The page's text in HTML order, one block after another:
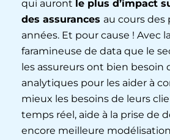
qui auront le plus d’impact
des assurances au cours des
années. Et pour cause ! Avec
faramineuse de data que le
les assureurs ont bien besoin
analytiques pour les aider à
mieux les besoins de leurs
temps réel, aide à la prise de
encore meilleure